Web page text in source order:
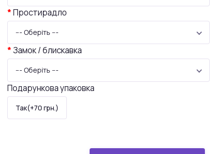
Простирадло
--- Оберіть ---
Замок / блискавка
--- Оберіть ---
Подарункова упаковка
Так(+70 грн.)